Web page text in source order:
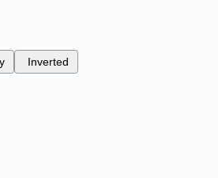
Inverted